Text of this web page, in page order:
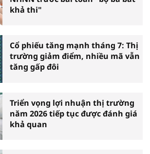
khả thi"
Cổ phiếu tăng mạnh tháng 7: Thị
trường giảm điểm, nhiều mã vẫn
tăng gấp đôi
Triển vọng lợi nhuận thị trường
năm 2026 tiếp tục được đánh giá
khả quan